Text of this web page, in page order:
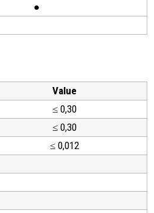
●
Value
≤ 0,30
≤ 0,30
≤ 0,012